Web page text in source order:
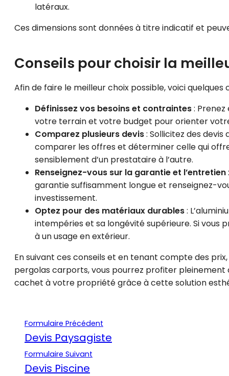
latéraux.
Ces dimensions sont données à titre indicatif et
Conseils pour choisir la
Afin de faire le meilleur choix possible, voici
Définissez vos besoins et contraintes:
votre terrain et votre budget pour orienter
Comparez plusieurs devis: Sollicitez des
comparer les offres et déterminer celle qui
sensiblement d’un prestataire à l’autre.
Renseignez-vous sur la garantie et l’entretien
garantie suffisamment longue et renseignez-
investissement.
Optez pour des matériaux durables:
intempéries et sa longévité supérieure. Si vous
à un usage en extérieur.
En suivant ces conseils et en tenant compte des
pergolas carports, vous pourrez profiter
cachet à votre propriété grâce à cette solution
Formulaire Précédent
Devis Paysagiste
Formulaire Suivant
Devis Piscine